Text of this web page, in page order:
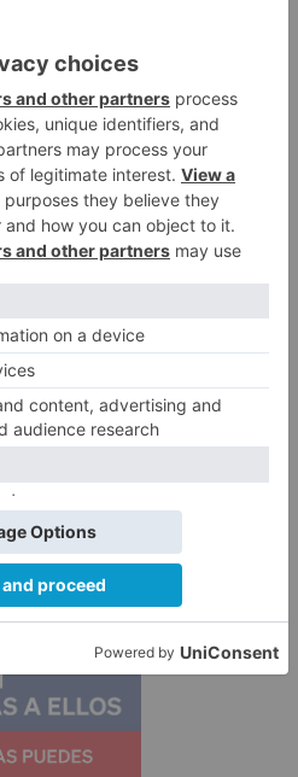
la piscina no tiene la
la piscina exterior de
ha recordado- se
de agua de forma
la reforma
San Amaro, ha defendido
actuaciones
para mantener
el verano y
definitiva.
gestión del personal en
deportivas y ha
de prolongar de manera
de encargado vinculado
que ha asegurado no
en el servicio.